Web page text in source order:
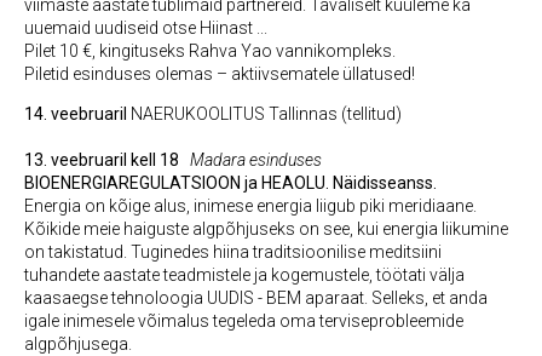
viimaste aastate tublimaid partnereid. Tavaliselt kuuleme ka
uuemaid uudiseid otse Hiinast ...
Pilet 10 €, kingituseks Rahva Yao vannikompleks.
Piletid esinduses olemas – aktiivsematele üllatused!
14. veebruaril NAERUKOOLITUS Tallinnas (tellitud)
13. veebruaril kell 18
Madara esinduses
BIOENERGIAREGULATSIOON ja HEAOLU. Näidisseanss.
Energia on kõige alus, inimese energia liigub piki meridiaane.
Kõikide meie haiguste algpõhjuseks on see, kui energia liikumine
on takistatud. Tuginedes hiina traditsioonilise meditsiini
tuhandete aastate teadmistele ja kogemustele, töötati välja
kaasaegse tehnoloogia UUDIS - BEM aparaat. Selleks, et anda
igale inimesele võimalus tegeleda oma terviseprobleemide
algpõhjusega.